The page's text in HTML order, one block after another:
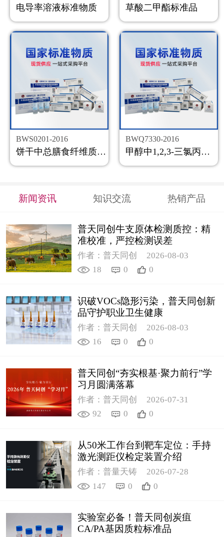
电导率溶液标准物质 草酸二甲酯标准品
BWS0201-2016
饼干中总膳食纤维质控样品
BWQ7330-2016
甲醇中1,2,3-三氯丙烷溶液标准物质
新闻资讯 知识交流 热销产品
普天同创牛支原体检测质控：精
准校准，严控检测误差
作者：普天同创
2026-08-03
18
0 0
识破VOCs隐形污染，普天同创新
品守护职业卫生健康
作者：普天同创
2026-08-03
16
0 0
普天同创“夯实根基·聚力前行”学
习月圆满落幕
作者：普天同创
2026-07-31
92
0 0
从50米工作台到靶车定位：手持
激光测距仪检定装置介绍
作者：普量天铸
2026-07-28
147
0 0
实验室必备！普天同创炭疽
CA/PA基因质粒标准品
联系我们
返回主页